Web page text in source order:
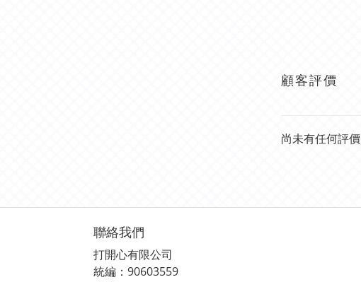
顧客評價
尚未有任何評價
聯絡我們
打開心有限公司
統編：90603559